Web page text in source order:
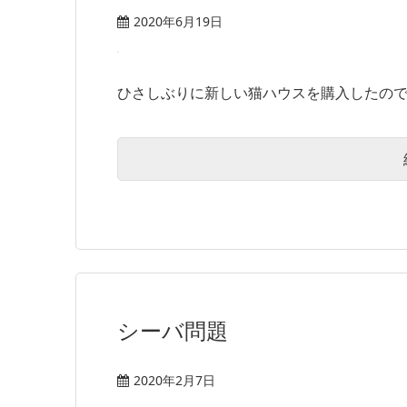
2020年6月19日
ひさしぶりに新しい猫ハウスを購入したの
シーバ問題
2020年2月7日